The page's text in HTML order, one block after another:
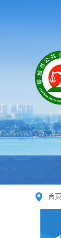
首页